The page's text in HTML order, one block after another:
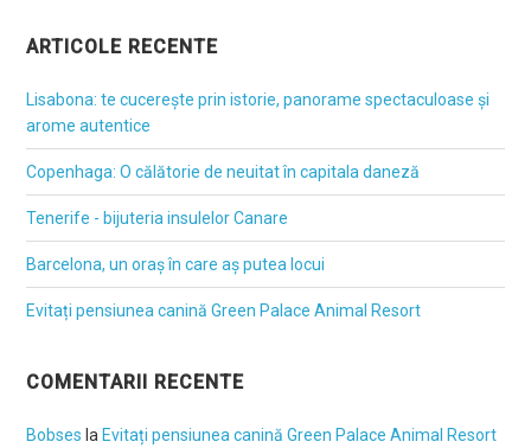
ARTICOLE RECENTE
Lisabona: te cucerește prin istorie, panorame spectaculoase și
arome autentice
Copenhaga: O călătorie de neuitat în capitala daneză
Tenerife - bijuteria insulelor Canare
Barcelona, un oraș în care aș putea locui
Evitați pensiunea canină Green Palace Animal Resort
COMENTARII RECENTE
Bobses la Evitați pensiunea canină Green Palace Animal Resort